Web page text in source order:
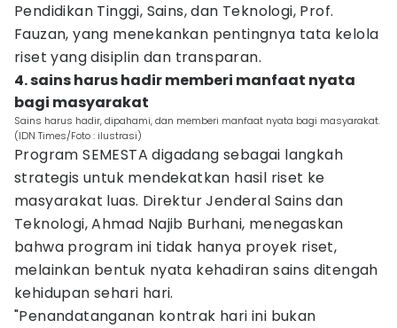
Pendidikan Tinggi, Sains, dan Teknologi, Prof.
Fauzan, yang menekankan pentingnya tata kelola
riset yang disiplin dan transparan.
4. sains harus hadir memberi manfaat nyata
bagi masyarakat
Sains harus hadir, dipahami, dan memberi manfaat nyata bagi masyarakat.
(IDN Times/Foto : ilustrasi)
Program SEMESTA digadang sebagai langkah
strategis untuk mendekatkan hasil riset ke
masyarakat luas. Direktur Jenderal Sains dan
Teknologi, Ahmad Najib Burhani, menegaskan
bahwa program ini tidak hanya proyek riset,
melainkan bentuk nyata kehadiran sains ditengah
kehidupan sehari hari.
"Penandatanganan kontrak hari ini bukan